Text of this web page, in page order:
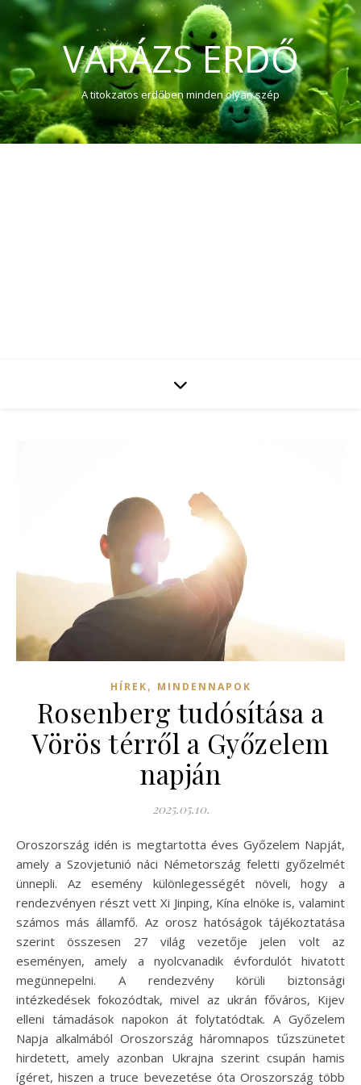
VARÁZS ERDŐ
A titokzatos erdőben minden olyan szép
HÍREK, MINDENNAPOK
Rosenberg tudósítása a
Vörös térről a Győzelem
napján
2025.05.10.
Oroszország idén is megtartotta éves Győzelem Napját,
amely a Szovjetunió náci Németország feletti győzelmét
ünnepli. Az esemény különlegességét növeli, hogy a
rendezvényen részt vett Xi Jinping, Kína elnöke is, valamint
számos más államfő. Az orosz hatóságok tájékoztatása
szerint összesen 27 világ vezetője jelen volt az
eseményen, amely a nyolcvanadik évfordulót hivatott
megünnepelni. A rendezvény körüli biztonsági
intézkedések fokozódtak, mivel az ukrán főváros, Kijev
elleni támadások napokon át folytatódtak. A Győzelem
Napja alkalmából Oroszország háromnapos tűzszünetet
hirdetett, amely azonban Ukrajna szerint csupán hamis
ígéret, hiszen a truce bevezetése óta Oroszország több